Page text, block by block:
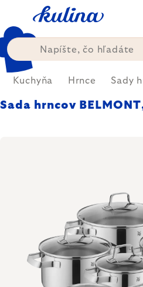
obsah
Kuchyňa Hrnce Sady
Sada hrncov